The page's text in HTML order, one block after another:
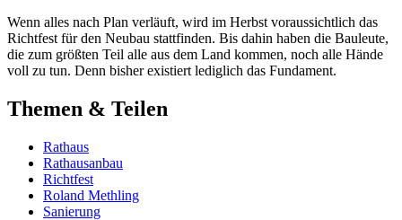
Wenn alles nach Plan verläuft, wird im Herbst voraussichtlich das
Richtfest für den Neubau stattfinden. Bis dahin haben die Bauleute,
die zum größten Teil alle aus dem Land kommen, noch alle Hände
voll zu tun. Denn bisher existiert lediglich das Fundament.
Themen & Teilen
Rathaus
Rathausanbau
Richtfest
Roland Methling
Sanierung